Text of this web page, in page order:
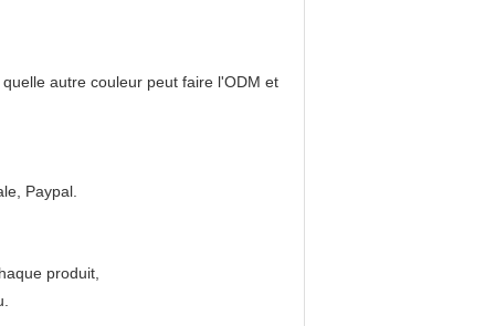
autre couleur peut faire l'ODM et
Paypal.
produit,